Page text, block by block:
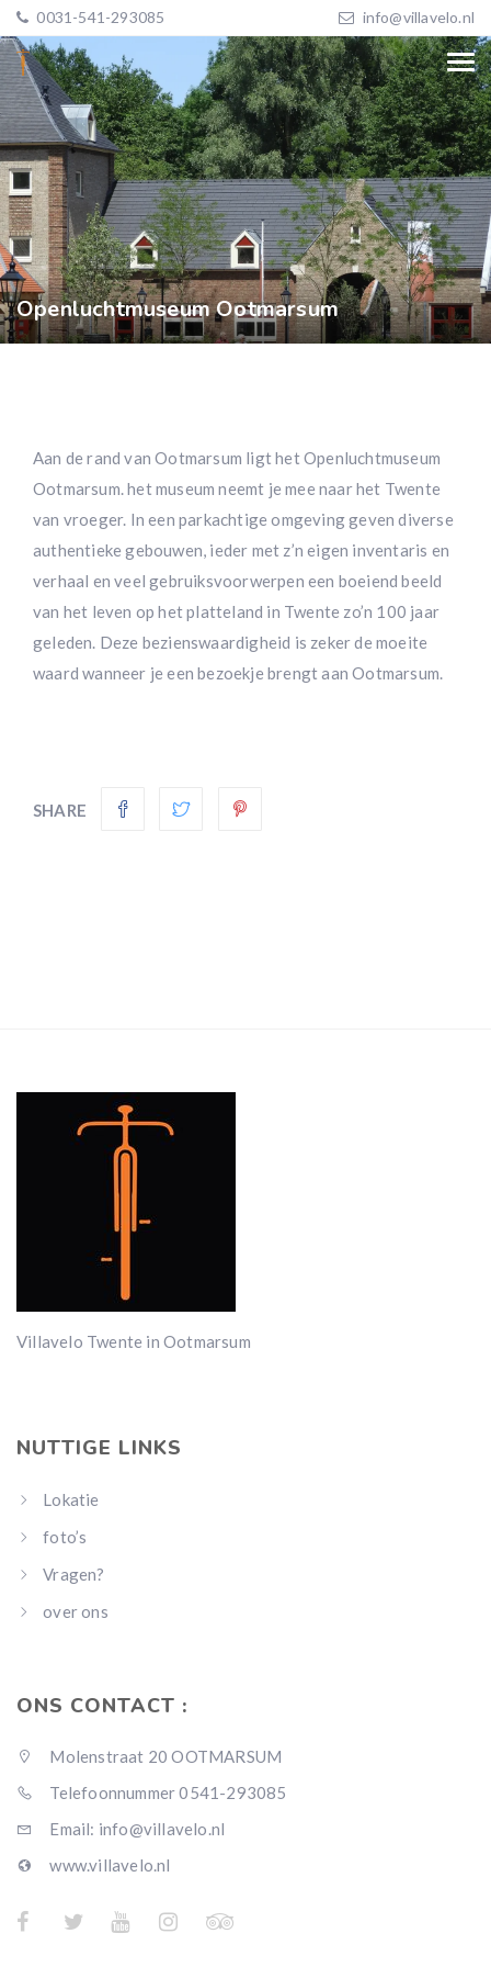
0031-541-293085 info@villavelo.nl
Openluchtmuseum Ootmarsum
Aan de rand van Ootmarsum ligt het Openluchtmuseum
Ootmarsum. het museum neemt je mee naar het Twente
van vroeger. In een parkachtige omgeving geven diverse
authentieke gebouwen, ieder met z’n eigen inventaris en
verhaal en veel gebruiksvoorwerpen een boeiend beeld
van het leven op het platteland in Twente zo’n 100 jaar
geleden. Deze bezienswaardigheid is zeker de moeite
waard wanneer je een bezoekje brengt aan Ootmarsum.
SHARE
Villavelo Twente in Ootmarsum
NUTTIGE LINKS
Lokatie
foto’s
Vragen?
over ons
ONS CONTACT :
Molenstraat 20 OOTMARSUM
Telefoonnummer 0541-293085
Email: info@villavelo.nl
www.villavelo.nl